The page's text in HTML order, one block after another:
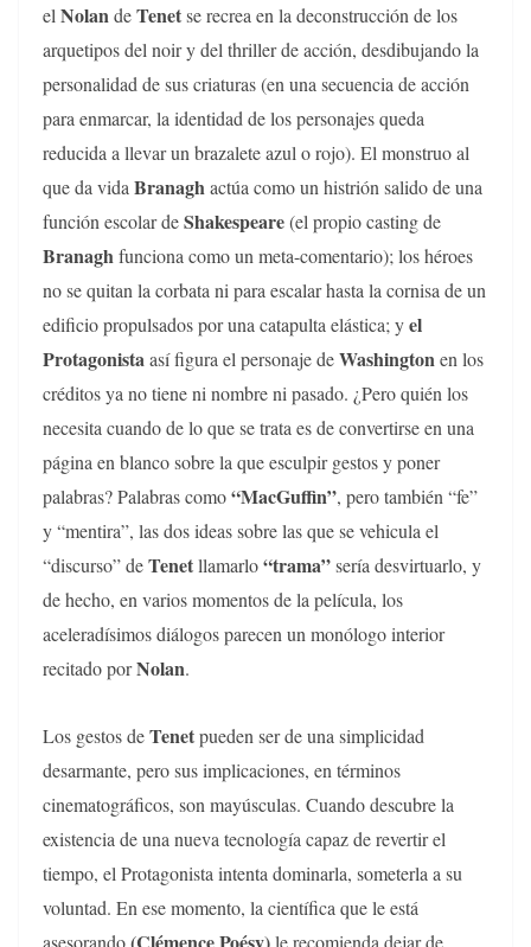
el NolandeTenetse recrea en la deconstrucción de los
arquetipos del noir y del thriller de acción, desdibujando la
personalidad de sus criaturas (en una secuencia de acción
para enmarcar, la identidad de los personajes queda
reducida a llevar un brazalete azul o rojo). El monstruo al
que da vida Branaghactúa como un histrión salido de una
función escolar deShakespeare(el propio casting de
Branaghfunciona como un meta-comentario); los héroes
no se quitan la corbata ni para escalar hasta la cornisa de un
edificio propulsados por una catapulta elástica; yel
Protagonistaasí figura el personaje deWashingtonen los
créditos ya no tiene ni nombre ni pasado. ¿Pero quién los
necesita cuando de lo que se trata es de convertirse en una
página en blanco sobre la que esculpir gestos y poner
palabras? Palabras como“MacGuffin”, pero también “fe”
y “mentira”, las dos ideas sobre las que se vehicula el
“discurso” deTenetllamarlo“trama”sería desvirtuarlo, y
de hecho, en varios momentos de la película, los
aceleradísimos diálogos parecen un monólogo interior
recitado porNolan.
Los gestos deTenetpueden ser de una simplicidad
desarmante, pero sus implicaciones, en términos
cinematográficos, son mayúsculas. Cuando descubre la
existencia de una nueva tecnología capaz de revertir el
tiempo, el Protagonista intenta dominarla, someterla a su
voluntad. En ese momento, la científica que le está
asesorando
le recomienda dejar de